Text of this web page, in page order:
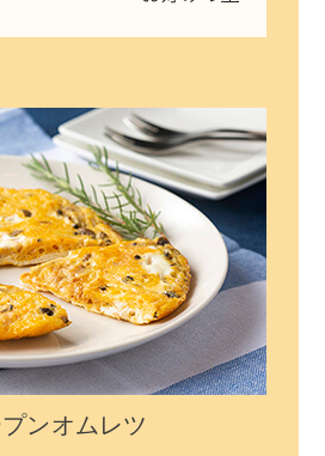
ンオムレツ